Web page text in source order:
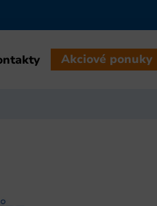
Akciové ponuky